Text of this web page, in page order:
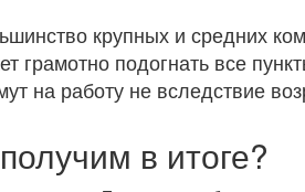
крупных и средних
грамотно подогнать все
на работу не вследствие
в итоге?